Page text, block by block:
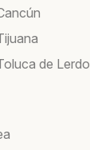
de Lerdo